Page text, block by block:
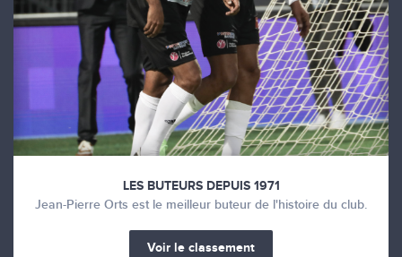
LES BUTEURS DEPUIS 1971
Jean-Pierre Orts est le meilleur buteur de l'histoire du club.
Voir le classement